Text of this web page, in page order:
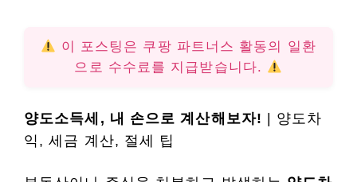
이 포스팅은 쿠팡 파트너스 활동의 일환
으로 수수료를 지급받습니다.
양도소득세, 내 손으로 계산해보자! | 양도차
익, 세금 계산, 절세 팁